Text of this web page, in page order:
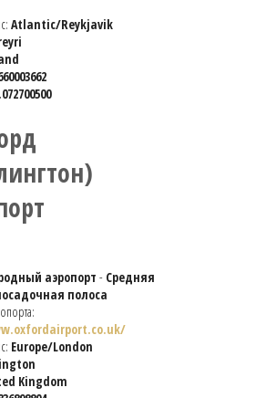
Atlantic/Reykjavik
аэропорт - Средняя
полоса
Europe/London
Kingdom